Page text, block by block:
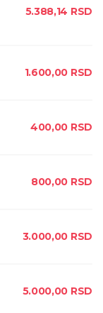
5.388,14 RSD
1.600,00 RSD
400,00 RSD
800,00 RSD
3.000,00 RSD
5.000,00 RSD